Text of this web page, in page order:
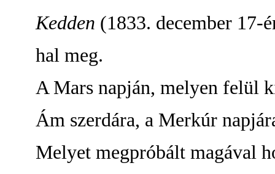
Kedden (1833. december 17-
hal meg.
A Mars napján, melyen felül
Ám szerdára, a Merkúr
Melyet megpróbált magával